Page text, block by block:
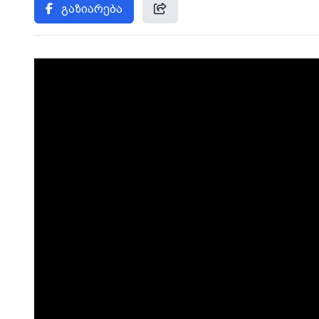
გაზიარება